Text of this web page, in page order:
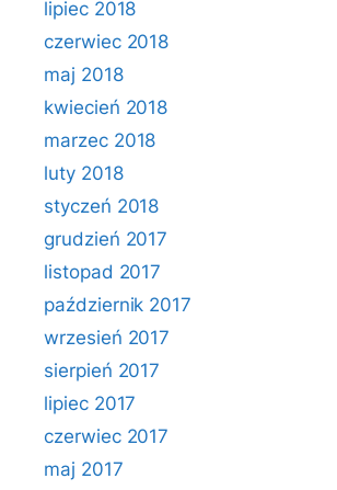
lipiec 2018
czerwiec 2018
maj 2018
kwiecień 2018
marzec 2018
luty 2018
styczeń 2018
grudzień 2017
listopad 2017
październik 2017
wrzesień 2017
sierpień 2017
lipiec 2017
czerwiec 2017
maj 2017